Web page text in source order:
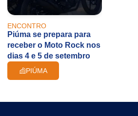
ENCONTRO
Piúma se prepara para
receber o Moto Rock nos
dias 4 e 5 de setembro
PIÚMA